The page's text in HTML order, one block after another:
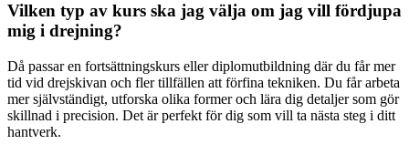
Vilken typ av kurs ska jag välja om jag vill fördjupa
mig i drejning?
Då passar en fortsättningskurs eller diplomutbildning där du får mer
tid vid drejskivan och fler tillfällen att förfina tekniken. Du får arbeta
mer självständigt, utforska olika former och lära dig detaljer som gör
skillnad i precision. Det är perfekt för dig som vill ta nästa steg i ditt
hantverk.